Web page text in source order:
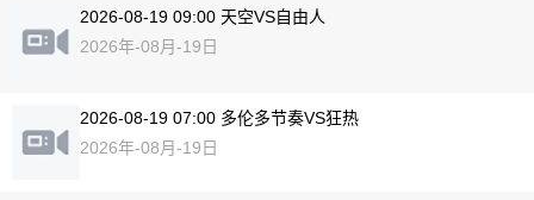
2026-08-19 09:00 天空VS自由人
2026年-08月-19日
2026-08-19 07:00 多伦多节奏VS狂热
2026年-08月-19日